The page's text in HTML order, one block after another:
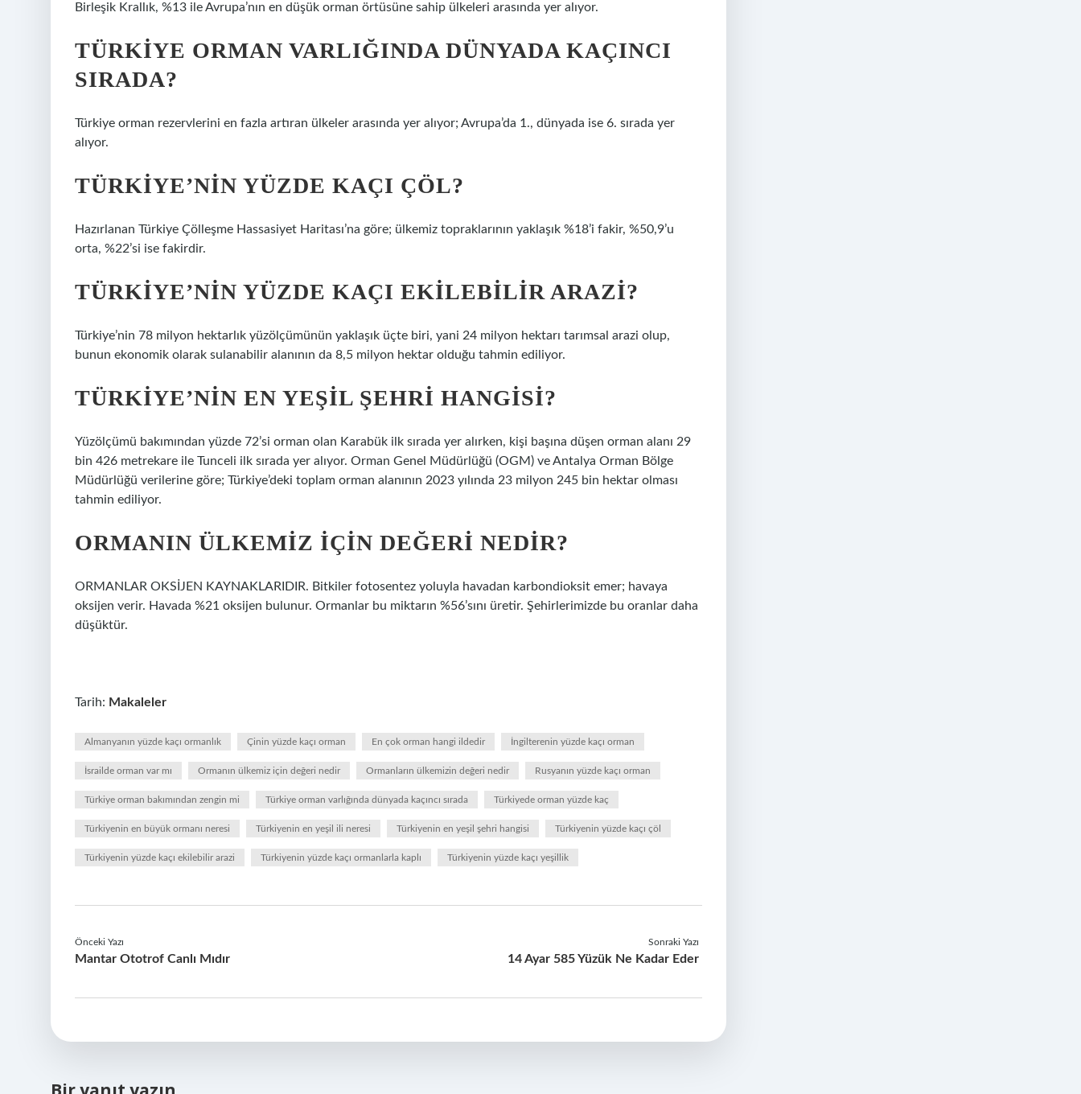
Birleşik Krallık, %13 ile Avrupa’nın en düşük orman örtüsüne sahip ülkeleri arasında yer alıyor.
TÜRKIYE ORMAN VARLIĞINDA DÜNYADA KAÇINCI
SIRADA?
Türkiye orman rezervlerini en fazla artıran ülkeler arasında yer alıyor; Avrupa’da 1., dünyada ise 6. sırada yer
alıyor.
TÜRKIYE’NIN YÜZDE KAÇI ÇÖL?
Hazırlanan Türkiye Çölleşme Hassasiyet Haritası’na göre; ülkemiz topraklarının yaklaşık %18’i fakir, %50,9’u
orta, %22’si ise fakirdir.
TÜRKIYE’NIN YÜZDE KAÇI EKILEBILIR ARAZI?
Türkiye’nin 78 milyon hektarlık yüzölçümünün yaklaşık üçte biri, yani 24 milyon hektarı tarımsal arazi olup,
bunun ekonomik olarak sulanabilir alanının da 8,5 milyon hektar olduğu tahmin ediliyor.
TÜRKIYE’NIN EN YEŞIL ŞEHRI HANGISI?
Yüzölçümü bakımından yüzde 72’si orman olan Karabük ilk sırada yer alırken, kişi başına düşen orman alanı 29
bin 426 metrekare ile Tunceli ilk sırada yer alıyor. Orman Genel Müdürlüğü (OGM) ve Antalya Orman Bölge
Müdürlüğü verilerine göre; Türkiye’deki toplam orman alanının 2023 yılında 23 milyon 245 bin hektar olması
tahmin ediliyor.
ORMANIN ÜLKEMIZ IÇIN DEĞERI NEDIR?
ORMANLAR OKSİJEN KAYNAKLARIDIR. Bitkiler fotosentez yoluyla havadan karbondioksit emer; havaya
oksijen verir. Havada %21 oksijen bulunur. Ormanlar bu miktarın %56’sını üretir. Şehirlerimizde bu oranlar daha
düşüktür.
Tarih: Makaleler
Almanyanın yüzde kaçı ormanlık Çinin yüzde kaçı orman En çok orman hangi ildedir İngilterenin yüzde kaçı orman
İsrailde orman var mı Ormanın ülkemiz için değeri nedir Ormanların ülkemizin değeri nedir Rusyanın yüzde kaçı orman
Türkiye orman bakımından zengin mi Türkiye orman varlığında dünyada kaçıncı sırada Türkiyede orman yüzde kaç
Türkiyenin en büyük ormanı neresi Türkiyenin en yeşil ili neresi Türkiyenin en yeşil şehri hangisi Türkiyenin yüzde kaçı çöl
Türkiyenin yüzde kaçı ekilebilir arazi Türkiyenin yüzde kaçı ormanlarla kaplı Türkiyenin yüzde kaçı yeşillik
Önceki Yazı
Mantar Ototrof Canlı Mıdır
Sonraki Yazı
14 Ayar 585 Yüzük Ne Kadar Eder